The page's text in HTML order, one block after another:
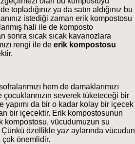
ya da satın aldığınız bu
istediği zaman erik kompostosu
hali ile de komposto
sonra sıcak sıcak kavanozlara
rengi ile de erik kompostosu
hem de damaklarımızı
severek tüketeceği bir
da bir o kadar kolay bir içecek
bir içecektir. Erik kompostosunun
kompostosu, vücudumuzun su
Çünkü özellikle yaz aylarında vücudun
çok önemlidir.